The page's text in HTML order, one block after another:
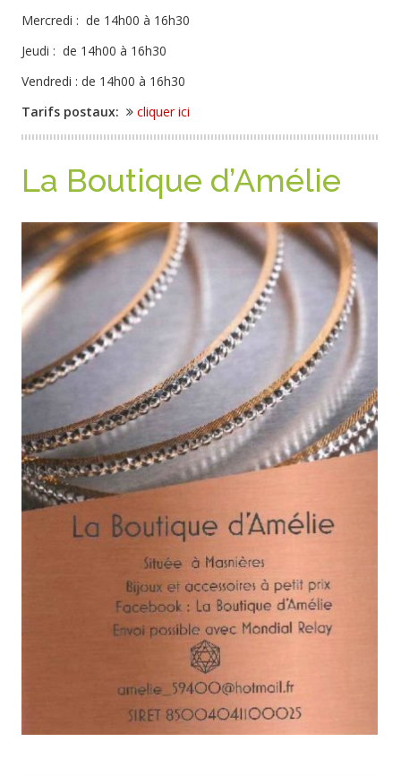
Mercredi : de 14h00 à 16h30
Jeudi : de 14h00 à 16h30
Vendredi : de 14h00 à 16h30
Tarifs postaux:
cliquer ici
La Boutique d’Amélie